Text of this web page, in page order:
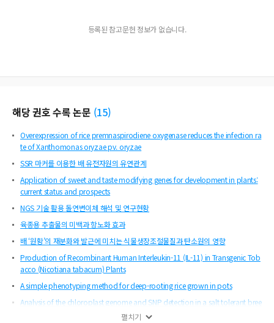
등록된 참고문헌 정보가 없습니다.
해당 권호 수록 논문 (15)
Overexpression of rice premnaspirodiene oxygenase reduces the infection ra
te of Xanthomonas oryzae pv. oryzae
SSR 마커를 이용한 배 유전자원의 유연관계
Application of sweet and taste modifying genes for development in plants:
current status and prospects
NGS 기술 활용 돌연변이체 해석 및 연구현황
육종용 추출물의 미백과 항노화 효과
배 ‘원황’의 재분화와 발근에 미치는 식물생장조절물질과 탄소원의 영향
Production of Recombinant Human Interleukin-11 (IL-11) in Transgenic Tob
acco (Nicotiana tabacum) Plants
A simple phenotyping method for deep-rooting rice grown in pots
Analysis of the chloroplast genome and SNP detection in a salt tolerant bree
펼치기